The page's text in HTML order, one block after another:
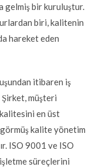
gelmiş bir kuruluştur.
biri, kalitenin
hareket eden
itibaren iş
Şirket, müşteri
en üst
kalite yönetim
ISO 9001 ve ISO
süreçlerini